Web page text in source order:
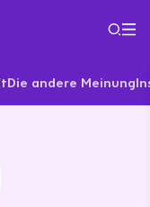
Die andere Meinung